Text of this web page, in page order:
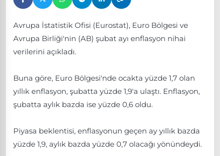
Avrupa İstatistik Ofisi (Eurostat), Euro Bölgesi ve
Avrupa Birliği'nin (AB) şubat ayı enflasyon nihai
verilerini açıkladı.
Buna göre, Euro Bölgesi'nde ocakta yüzde 1,7 olan
yıllık enflasyon, şubatta yüzde 1,9'a ulaştı. Enflasyon,
şubatta aylık bazda ise yüzde 0,6 oldu.
Piyasa beklentisi, enflasyonun geçen ay yıllık bazda
yüzde 1,9, aylık bazda yüzde 0,7 olacağı yönündeydi.